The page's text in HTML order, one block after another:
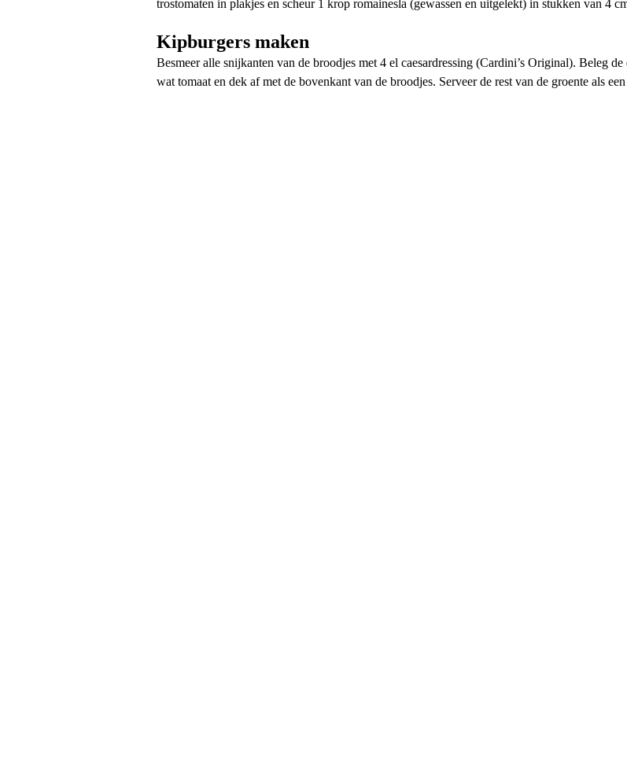
trostomaten in plakjes en scheur 1 krop romainesla (gewassen en uitgelekt) in stukken van 4
Kipburgers maken
Besmeer alle snijkanten van de broodjes met 4 el caesardressing (Cardini’s Original). Beleg
wat tomaat en dek af met de bovenkant van de broodjes. Serveer de rest van de groente als